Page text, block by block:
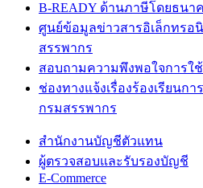
B-READY ด้านภาษีโดยธนา
ศูนย์ข้อมูลข่าวสารอิเล็กทรอ
สรรพากร
สอบถามความพึงพอใจการใ
ช่องทางแจ้งเรื่องร้องเรียนก
กรมสรรพากร
สำนักงานบัญชีตัวแทน
ผู้ตรวจสอบและรับรองบัญชี
E-Commerce